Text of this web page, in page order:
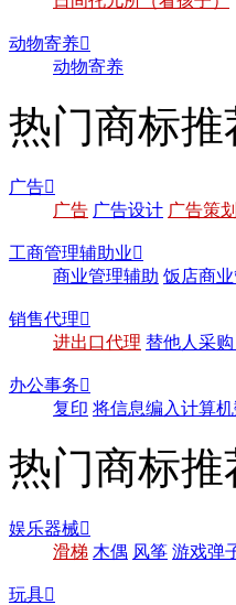
动物寄养
动物寄养
热门商标推
广告
广告 广告设计 广告策划
工商管理辅助业
商业管理辅助 饭店商
销售代理
进出口代理 替他人采
办公事务
复印 将信息编入计算
热门商标推
娱乐器械
滑梯 木偶 风筝 游戏弹
玩具